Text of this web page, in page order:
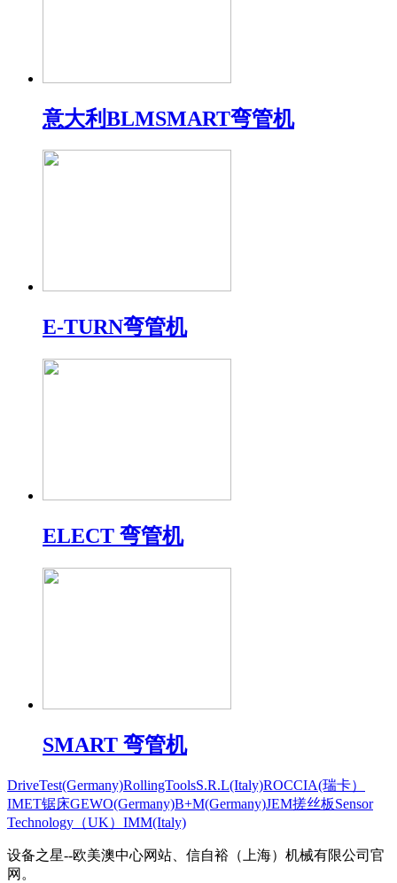
意大利BLMSMART弯管机
E-TURN弯管机
ELECT 弯管机
SMART 弯管机
DriveTest(Germany)RollingToolsS.R.L(Italy)ROCCIA(瑞卡）
IMET锯床GEWO(Germany)B+M(Germany)JEM搓丝板Sensor
Technology（UK） IMM(Italy)
设备之星--欧美澳中心网站、信自裕（上海）机械有限公司官
网。